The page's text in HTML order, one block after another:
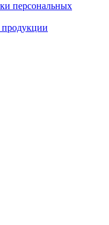
персональных
продукции